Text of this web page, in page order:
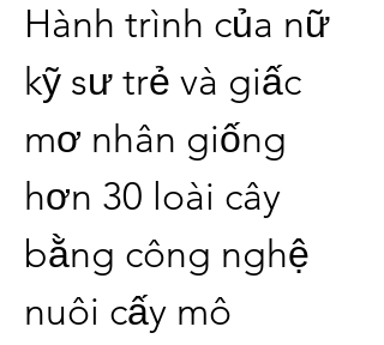
Hành trình của nữ
kỹ sư trẻ và giấc
mơ nhân giống
hơn 30 loài cây
bằng công nghệ
nuôi cấy mô